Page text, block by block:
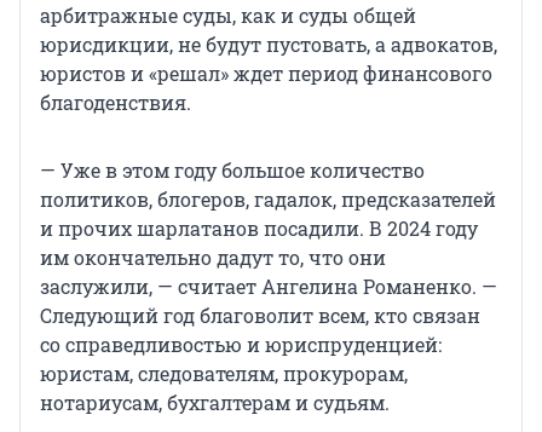
арбитражные суды, как и суды общей
юрисдикции, не будут пустовать, а адвокатов,
юристов и «решал» ждет период финансового
благоденствия.
— Уже в этом году большое количество
политиков, блогеров, гадалок, предсказателей
и прочих шарлатанов посадили. В 2024 году
им окончательно дадут то, что они
заслужили, — считает Ангелина Романенко. —
Следующий год благоволит всем, кто связан
со справедливостью и юриспруденцией:
юристам, следователям, прокурорам,
нотариусам, бухгалтерам и судьям.